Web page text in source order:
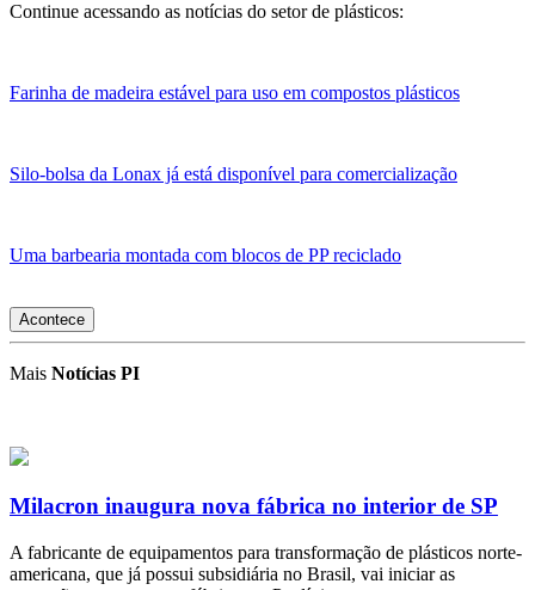
Continue acessando as notícias do setor de plásticos:
Farinha de madeira estável para uso em compostos plásticos
Silo-bolsa da Lonax já está disponível para comercialização
Uma barbearia montada com blocos de PP reciclado
Acontece
Mais Notícias PI
Milacron inaugura nova fábrica no interior de SP
A fabricante de equipamentos para transformação de plásticos norte-
americana, que já possui subsidiária no Brasil, vai iniciar as